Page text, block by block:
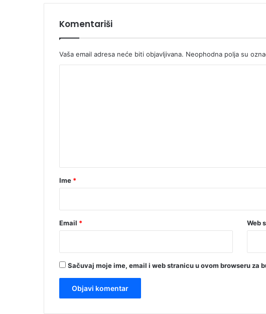
Komentariši
Vaša email adresa neće biti objavljivana. Neophodna polja su
rIme *
Email * Web
Sačuvaj moje ime, email i web stranicu u ovom browseru za